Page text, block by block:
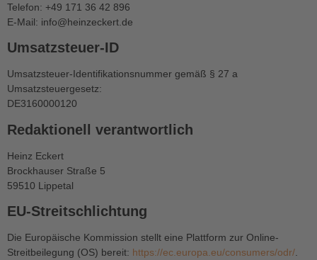
Telefon: +49 171 36 42 896
E-Mail: info@heinzeckert.de
Umsatzsteuer-ID
Umsatzsteuer-Identifikationsnummer gemäß § 27 a
Umsatzsteuergesetz:
DE3160000120
Redaktionell verantwortlich
Heinz Eckert
Brockhauser Straße 5
59510 Lippetal
EU-Streitschlichtung
Die Europäische Kommission stellt eine Plattform zur Online-
Streitbeilegung (OS) bereit: https://ec.europa.eu/consumers/odr/